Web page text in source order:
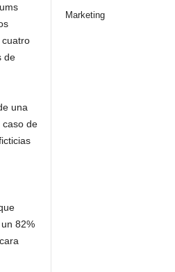
de
una
caso de
82%
Marketing